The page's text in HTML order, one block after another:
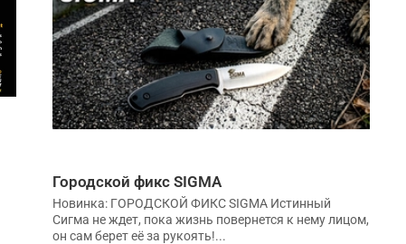
Городской фикс SIGMA
Новинка: ГОРОДСКОЙ ФИКС SIGMA Истинный
Сигма не ждет, пока жизнь повернется к нему лицом,
он сам берет её за рукоять!...